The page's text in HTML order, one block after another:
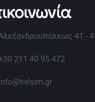
41 -
211 40 95 472